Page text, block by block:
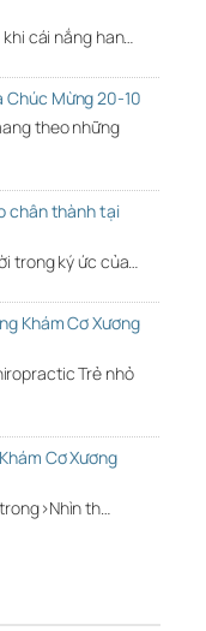
cái nắng han…
Chúc Mừng 20-10
theo những
chân thành tại
trong ký ức của…
Khám Cơ Xương
Trẻ nhỏ
Cơ Xương
th…